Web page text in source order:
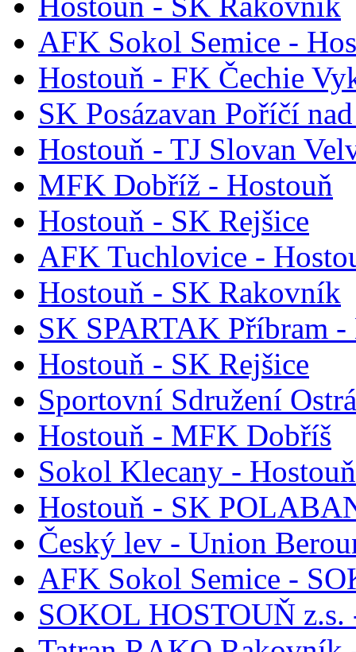
AFK Sokol Semice -
Hostouň - FK Čechie
SK Posázavan Poříčí
Hostouň - TJ Slovan
MFK Dobříž - Hostouň
Hostouň - SK Rejšice
AFK Tuchlovice -
Hostouň - SK Rakovník
SK SPARTAK Příbram -
Hostouň - SK Rejšice
Sportovní Sdružení
Hostouň - MFK Dobříš
Sokol Klecany - Hostouň
Hostouň - SK
Český lev - Union
AFK Sokol Semice -
SOKOL HOSTOUŇ